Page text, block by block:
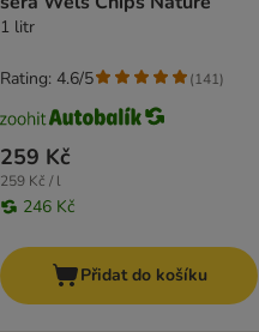
1 litr
259 Kč
259 Kč / l
246 Kč
Rating: 4.6/5 (141)
Přidat do košíku